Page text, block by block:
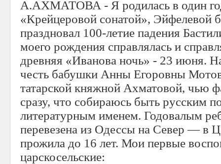
А.АХМАТОВА - Я родилась в один
«Крейцеровой сонатой», Эйфелевой
праздновал 100-летие падения
моего рождения справлялась и
древняя «Иванова ночь» - 23 июня.
честь бабушки Анны Егоровны
татарской княжной Ахматовой, чью
сразу, что собираюсь быть русским
литературным именем. Годовалым
перевезена из Одессы на Север — в
прожила до 16 лет. Мои первые
царскосельские: